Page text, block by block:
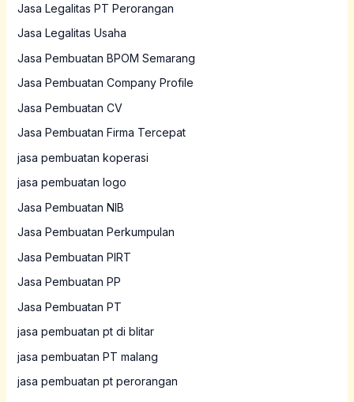
Jasa Legalitas PT Perorangan
Jasa Legalitas Usaha
Jasa Pembuatan BPOM Semarang
Jasa Pembuatan Company Profile
Jasa Pembuatan CV
Jasa Pembuatan Firma Tercepat
jasa pembuatan koperasi
jasa pembuatan logo
Jasa Pembuatan NIB
Jasa Pembuatan Perkumpulan
Jasa Pembuatan PIRT
Jasa Pembuatan PP
Jasa Pembuatan PT
jasa pembuatan pt di blitar
jasa pembuatan PT malang
jasa pembuatan pt perorangan